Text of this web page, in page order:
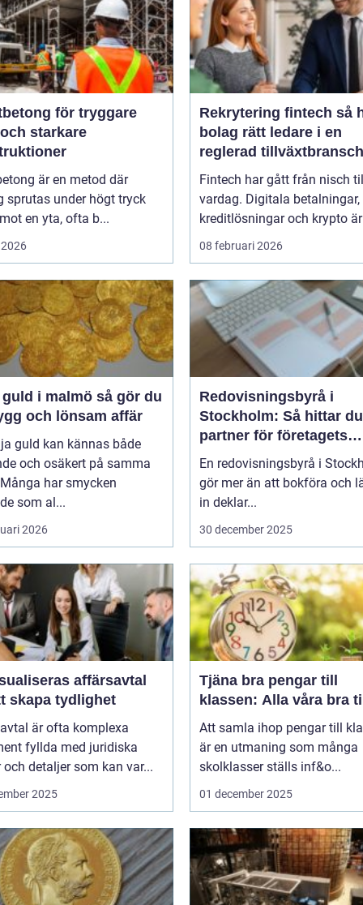
för tryggare
starkare
är en metod där
sprutas under högt tryck
en yta, ofta b...
Rekrytering fintech så hittar
bolag rätt ledare i en
reglerad tillväxtbransch
Fintech har gått från nisch
vardag. Digitala betalningar,
kreditlösningar och krypto
08 februari 2026
i malmö så gör du
och lönsam affär
guld kan kännas både
och osäkert på samma
har smycken
som al...
2026
Redovisningsbyrå i
Stockholm: Så hittar
partner för företagets
ekonomi
En redovisningsbyrå i
gör mer än att bokföra och
in deklar...
30 december 2025
affärsavtal
skapa tydlighet
är ofta komplexa
fyllda med juridiska
och detaljer som kan var...
2025
Tjäna bra pengar till
klassen: Alla våra bra
Att samla ihop pengar till
är en utmaning som många
skolklasser ställs inf&o...
01 december 2025